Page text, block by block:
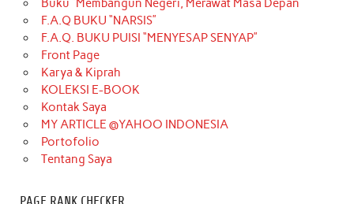
Buku “Membangun Negeri, Merawat Masa Depan
F.A.Q BUKU “NARSIS”
F.A.Q. BUKU PUISI “MENYESAP SENYAP”
Front Page
Karya & Kiprah
KOLEKSI E-BOOK
Kontak Saya
MY ARTICLE @YAHOO INDONESIA
Portofolio
Tentang Saya